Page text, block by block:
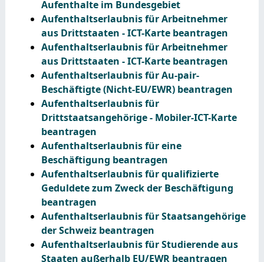
Aufenthalte im Bundesgebiet
Aufenthaltserlaubnis für Arbeitnehmer
aus Drittstaaten - ICT-Karte beantragen
Aufenthaltserlaubnis für Arbeitnehmer
aus Drittstaaten - ICT-Karte beantragen
Aufenthaltserlaubnis für Au-pair-
Beschäftigte (Nicht-EU/EWR) beantragen
Aufenthaltserlaubnis für
Drittstaatsangehörige - Mobiler-ICT-Karte
beantragen
Aufenthaltserlaubnis für eine
Beschäftigung beantragen
Aufenthaltserlaubnis für qualifizierte
Geduldete zum Zweck der Beschäftigung
beantragen
Aufenthaltserlaubnis für Staatsangehörige
der Schweiz beantragen
Aufenthaltserlaubnis für Studierende aus
Staaten außerhalb EU/EWR beantragen